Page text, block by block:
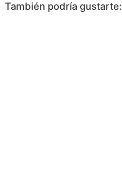
También podría gustarte: